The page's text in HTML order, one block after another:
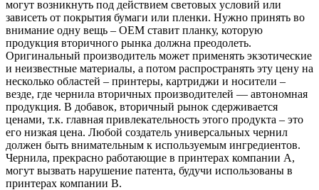
могут возникнуть под действием световых условий или
зависеть от покрытия бумаги или пленки. Нужно принять во
внимание одну вещь – OEM ставит планку, которую
продукция вторичного рынка должна преодолеть.
Оригинальный производитель может применять экзотические
и неизвестные материалы, а потом распространять эту цену на
несколько областей – принтеры, картриджи и носители –
везде, где чернила вторичных производителей — автономная
продукция. В добавок, вторичный рынок сдерживается
ценами, т.к. главная привлекательность этого продукта – это
его низкая цена. Любой создатель универсальных чернил
должен быть внимательным к используемым ингредиентов.
Чернила, прекрасно работающие в принтерах компании А,
могут вызвать нарушение патента, будучи использованы в
принтерах компании B.